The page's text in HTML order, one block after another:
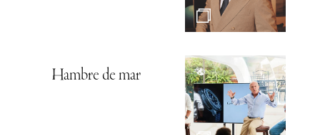
Hambre de mar